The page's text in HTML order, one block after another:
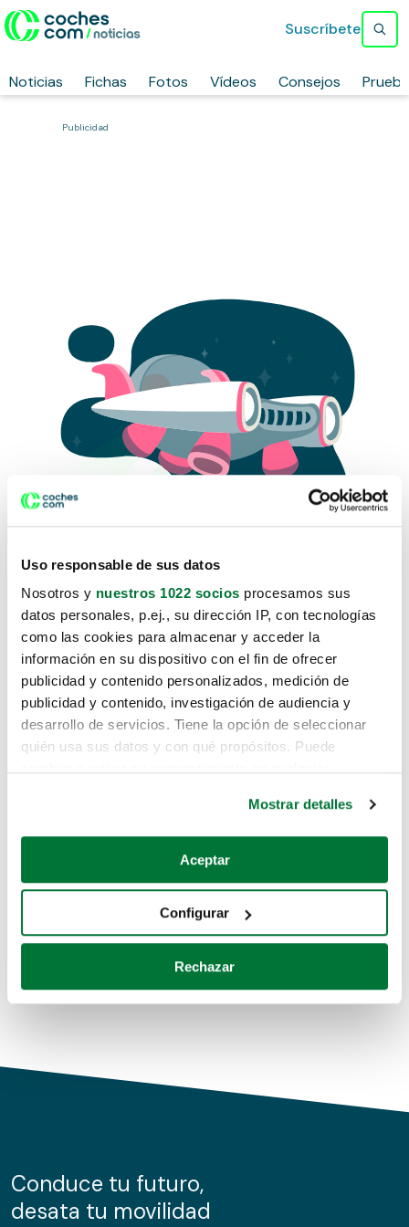
Uso responsable de sus datos
Nosotros y nuestros 1022 socios procesamos sus
datos personales, p.ej., su dirección IP, con tecnologías
como las cookies para almacenar y acceder la
información en su dispositivo con el fin de ofrecer
publicidad y contenido personalizados, medición de
publicidad y contenido, investigación de audiencia y
desarrollo de servicios. Tiene la opción de seleccionar
quién usa sus datos y con qué propósitos. Puede
Si lo permite, también quisiéramos:
Recopilar información sobre su ubicación geográfica
Identificar su dispositivo analizándolo activamente
para buscar características específicas (huellas
Obtenga más información sobre cómo se procesan sus
de cookies.
información sobre el uso que haga del sitio web con
nuestros partners de redes sociales, publicidad y análisis
Mostrar detalles
Aceptar
Configurar
Rechazar
Noticias Fichas Fotos Vídeos Consejos
Suscríbete
Publicidad
Lo sentimos, no sabemos como
te hemos traido hasta aquí.
Pero puedes encontrar el coche que estás
buscando en alguno de estos enlaces:
Coches de segunda mano
Coches de km0
Conduce tu futuro,
desata tu movilidad